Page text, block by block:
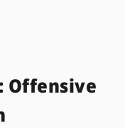
Offensive